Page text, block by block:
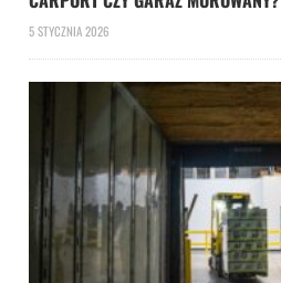
5 STYCZNIA 2026